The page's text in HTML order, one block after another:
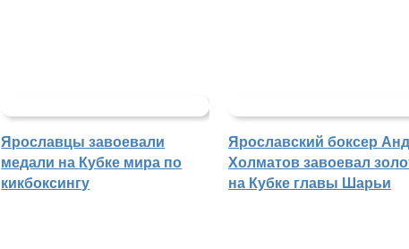
Ярославцы завоевали
медали на Кубке мира по
кикбоксингу
Ярославский боксер
Холматов завоевал
на Кубке главы Шарьи